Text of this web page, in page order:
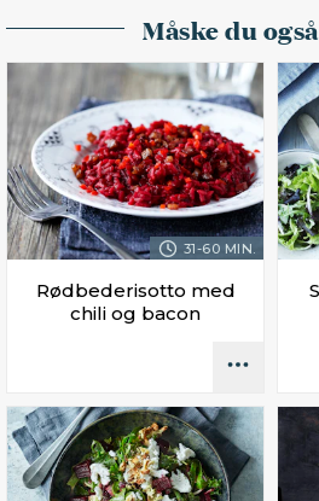
Måske du
31-60 MIN.
Rødbederisotto med
chili og bacon